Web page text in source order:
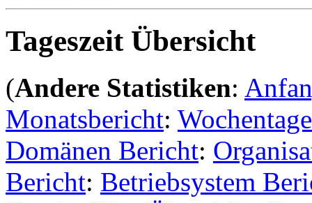
Tageszeit Übersicht
(Andere Statistiken:
Monatsbericht:
Domänen Bericht:
Bericht: Betriebsystem